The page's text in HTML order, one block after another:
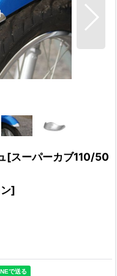
[スーパーカブ110/50
]